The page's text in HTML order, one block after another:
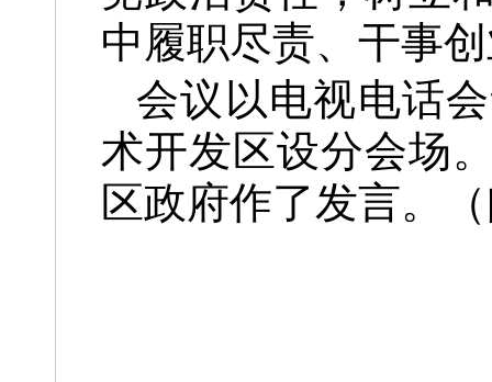
中履职尽责、干事
会议以电视电话
术开发区设分会场
区政府作了发言。